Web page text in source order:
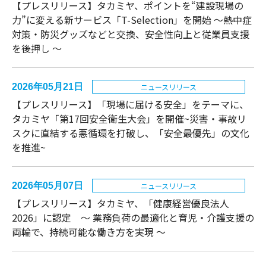
【プレスリリース】タカミヤ、ポイントを“建設現場の
力”に変える新サービス「T-Selection」を開始 ～熱中症
対策・防災グッズなどと交換、安全性向上と従業員支援
を後押し ～
2026年05月21日 ニュースリリース
【プレスリリース】「現場に届ける安全」をテーマに、
タカミヤ「第17回安全衛生大会」を開催~災害・事故リ
スクに直結する悪循環を打破し、「安全最優先」の文化
を推進~
2026年05月07日 ニュースリリース
【プレスリリース】タカミヤ、「健康経営優良法人
2026」に認定 〜 業務負荷の最適化と育児・介護支援の
両輪で、持続可能な働き方を実現 〜